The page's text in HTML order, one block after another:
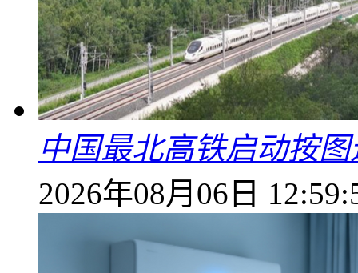
中国最北高铁启动按
2026年08月06日